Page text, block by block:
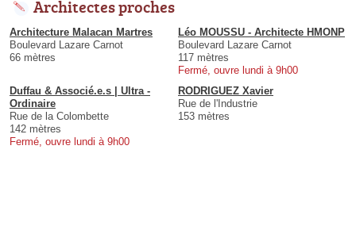
Architectes proches
Architecture Malacan Martres
Boulevard Lazare Carnot
66 mètres
Léo MOUSSU - Architecte HMONP
Boulevard Lazare Carnot
117 mètres
Fermé, ouvre lundi à 9h00
Duffau & Associé.e.s | Ultra -
Ordinaire
Rue de la Colombette
142 mètres
Fermé, ouvre lundi à 9h00
RODRIGUEZ Xavier
Rue de l'Industrie
153 mètres